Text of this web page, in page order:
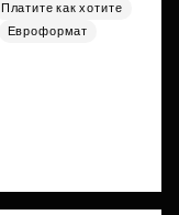
Платите как хотите
Евроформат